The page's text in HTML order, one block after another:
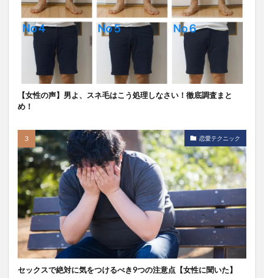
【女性の声】男よ、スネ毛はこう処理しなさい！徹底調査まと
め！
恋愛テクニック
セックスで絶対に気をつけるべき9つの注意点【女性に聞いた】